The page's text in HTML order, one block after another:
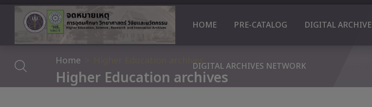
HOME PRE-CATALOG DIGITAL ARCHIVE
DIGITAL ARCHIVES NETWORK
Home Higher Education archives
Higher Education archives